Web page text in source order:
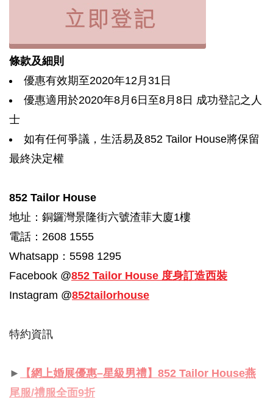
條款及細則
優惠有效期至2020年12月31日
優惠適用於2020年8月6日至8月8日 成功登記之人
士
如有任何爭議，生活易及852 Tailor House將保留
最終決定權
852 Tailor House
地址：銅鑼灣景隆街六號渣菲大廈1樓
電話：2608 1555
Whatsapp：5598 1295
Facebook @852 Tailor House 度身訂造西裝
Instagram @852tailorhouse
特約資訊
►
【網上婚展優惠–星級男禮】852 Tailor House燕
尾服/禮服全面9折